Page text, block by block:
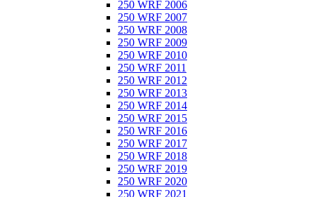
250 WRF 2006
250 WRF 2007
250 WRF 2008
250 WRF 2009
250 WRF 2010
250 WRF 2011
250 WRF 2012
250 WRF 2013
250 WRF 2014
250 WRF 2015
250 WRF 2016
250 WRF 2017
250 WRF 2018
250 WRF 2019
250 WRF 2020
250 WRF 2021